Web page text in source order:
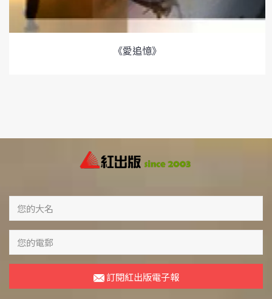
《愛追憶》
訂閱紅出版電子報